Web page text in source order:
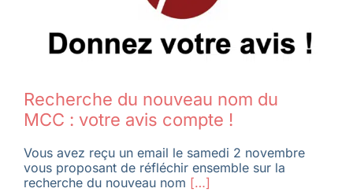
Recherche du nouveau nom du
MCC : votre avis compte !
Vous avez reçu un email le samedi 2 novembre
vous proposant de réfléchir ensemble sur la
recherche du nouveau nom […]